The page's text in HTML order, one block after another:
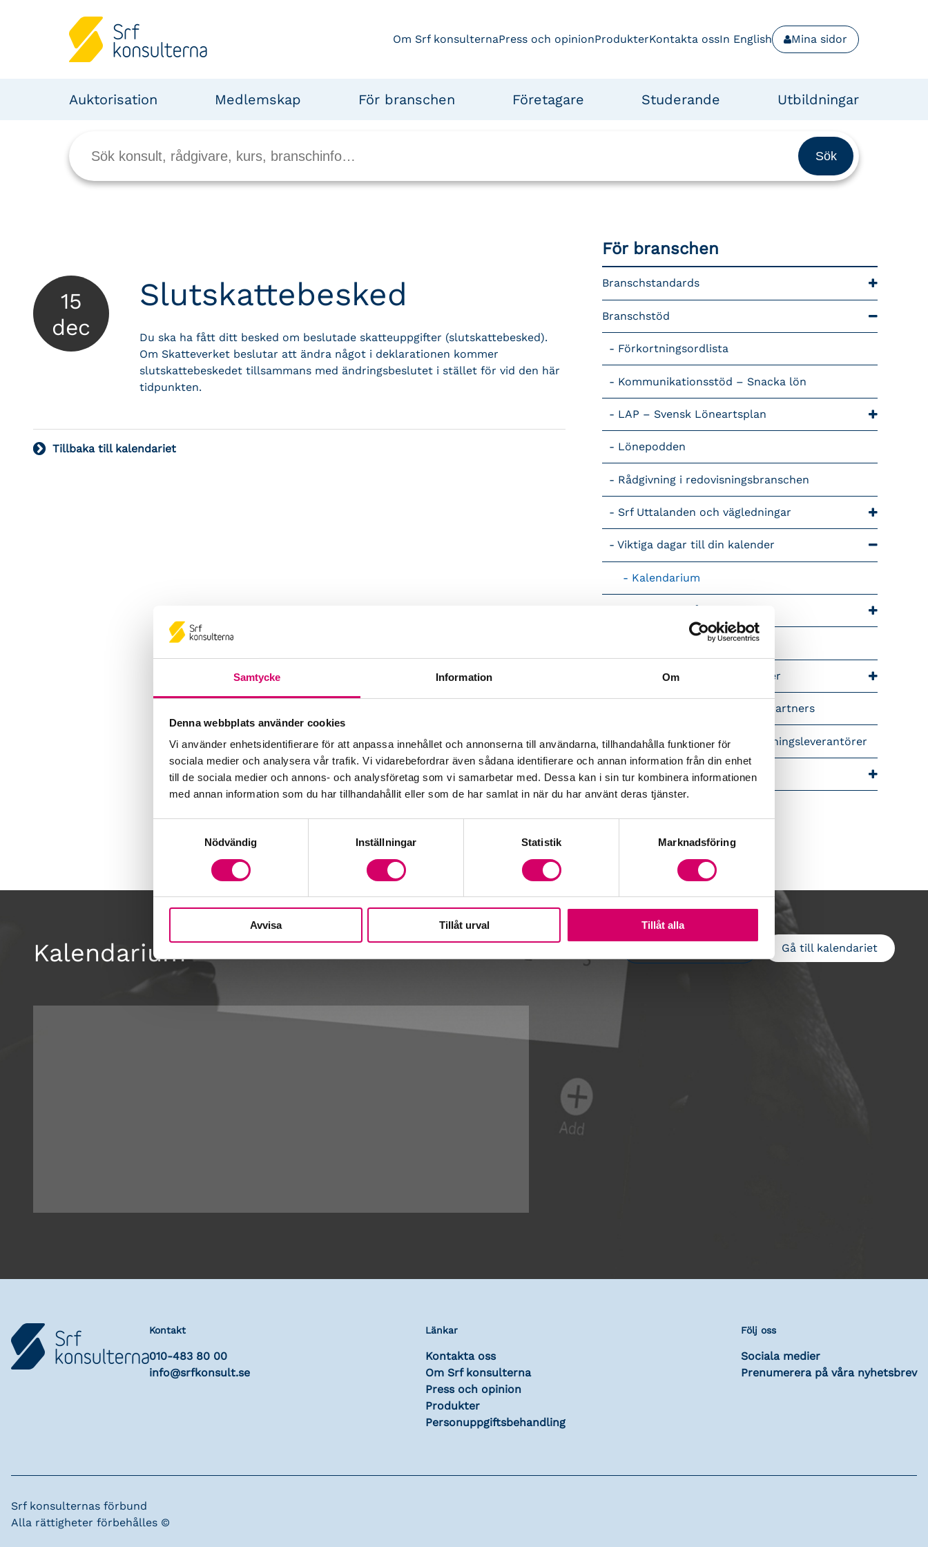
Samtycke Information Om
Denna webbplats använder cookies
Vi använder enhetsidentifierare för att anpassa innehållet och annonserna till användarna, tillhandahålla funktioner för
sociala medier och analysera vår trafik. Vi vidarebefordrar även sådana identifierare och annan information från din enhet
till de sociala medier och annons- och analysföretag som vi samarbetar med. Dessa kan i sin tur kombinera informationen
med annan information som du har tillhandahållit eller som de har samlat in när du har använt deras tjänster.
Nödvändig
Inställningar Statistik Marknadsföring
Avvisa Tillåt urval Tillåt alla
Om Srf konsulternaPress och opinionProdukterKontakta ossIn English Mina sidor
Auktorisation Medlemskap För branschen Företagare Studerande Utbildningar
15
dec
Slutskattebesked
Du ska ha fått ditt besked om beslutade skatteuppgifter (slutskattebesked).
Om Skatteverket beslutar att ändra något i deklarationen kommer
slutskattebeskedet tillsammans med ändringsbeslutet i stället för vid den här
tidpunkten.
Tillbaka till kalendariet
För branschen
Branschstandards
Branschstöd
Förkortningsordlista
Kommunikationsstöd – Snacka lön
LAP – Svensk Löneartsplan
Lönepodden
Rådgivning i redovisningsbranschen
Srf Uttalanden och vägledningar
Viktiga dagar till din kalender
Kalendarium
Viktiga branschfrågor
Karriär för lönekonsulter
Karriär för redovisningskonsulter
Medlemsrabatter från våra Srf Partners
Validera lönekurser – för utbildningsleverantörer
Våra event och temadagar
Kalendarium Gå till kalendariet
Kontakt
010-483 80 00
info@srfkonsult.se
Länkar
Kontakta oss
Om Srf konsulterna
Press och opinion
Produkter
Personuppgiftsbehandling
Följ oss
Sociala medier
Prenumerera på våra nyhetsbrev
Srf konsulternas förbund
Alla rättigheter förbehålles ©